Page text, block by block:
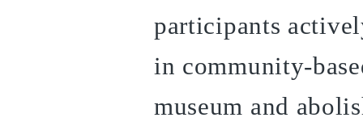
participants
in community-
museum and